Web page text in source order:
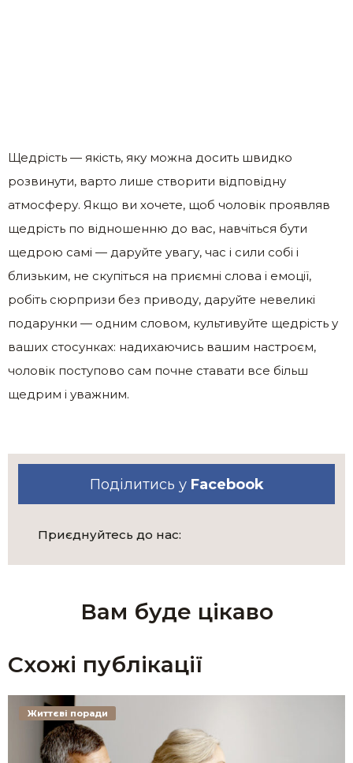
Щедрість — якість, яку можна досить швидко
розвинути, варто лише створити відповідну
атмосферу. Якщо ви хочете, щоб чоловік проявляв
щедрість по відношенню до вас, навчіться бути
щедрою самі — даруйте увагу, час і сили собі і
близьким, не скупіться на приємні слова і емоції,
робіть сюрпризи без приводу, даруйте невеликі
подарунки — одним словом, культивуйте щедрість у
ваших стосунках: надихаючись вашим настроєм,
чоловік поступово сам почне ставати все більш
щедрим і уважним.
Поділитись у Facebook
Приєднуйтесь до нас:
Вам буде цікаво
Схожі публікації
Життєві поради